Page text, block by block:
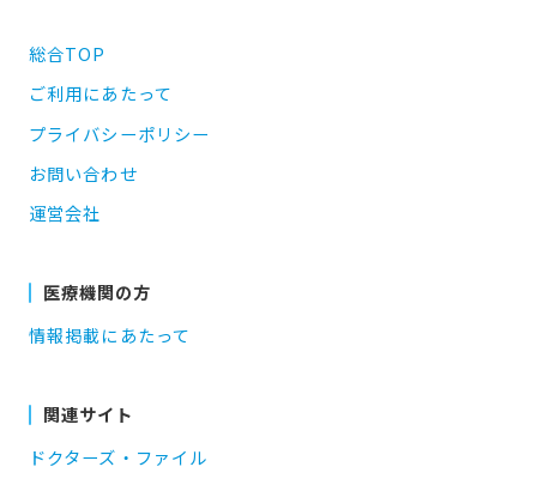
総合TOP
ご利用にあたって
プライバシーポリシー
お問い合わせ
運営会社
医療機関の方
情報掲載にあたって
関連サイト
ドクターズ・ファイル